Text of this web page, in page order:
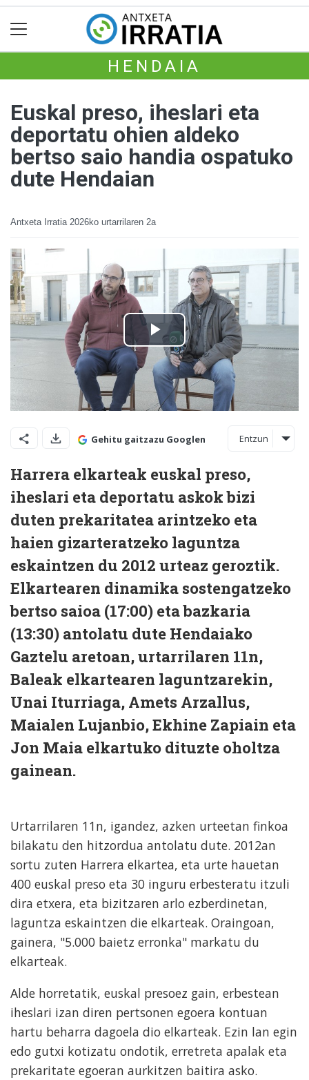
HENDAIA
Euskal preso, iheslari eta
deportatu ohien aldeko
bertso saio handia ospatuko
dute Hendaian
Antxeta Irratia 2026ko urtarrilaren 2a
Gehitu gaitzazu Googlen Entzun
Harrera elkarteak euskal preso,
iheslari eta deportatu askok bizi
duten prekaritatea arintzeko eta
haien gizarteratzeko laguntza
eskaintzen du 2012 urteaz geroztik.
Elkartearen dinamika sostengatzeko
bertso saioa (17:00) eta bazkaria
(13:30) antolatu dute Hendaiako
Gaztelu aretoan, urtarrilaren 11n,
Baleak elkartearen laguntzarekin,
Unai Iturriaga, Amets Arzallus,
Maialen Lujanbio, Ekhine Zapiain eta
Jon Maia elkartuko dituzte oholtza
gainean.
Urtarrilaren 11n, igandez, azken urteetan finkoa
bilakatu den hitzordua antolatu dute. 2012an
sortu zuten Harrera elkartea, eta urte hauetan
400 euskal preso eta 30 inguru erbesteratu itzuli
dira etxera, eta bizitzaren arlo ezberdinetan,
laguntza eskaintzen die elkarteak. Oraingoan,
gainera, "5.000 baietz erronka" markatu du
elkarteak.
Alde horretatik, euskal presoez gain, erbestean
iheslari izan diren pertsonen egoera kontuan
hartu beharra dagoela dio elkarteak. Ezin lan egin
edo gutxi kotizatu ondotik, erretreta apalak eta
prekaritate egoeran aurkitzen baitira asko.